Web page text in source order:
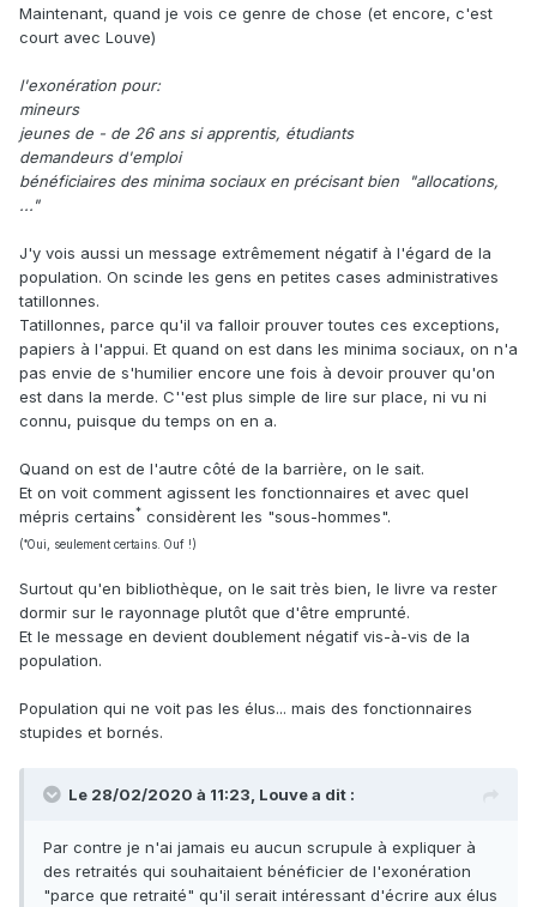
Maintenant, quand je vois ce genre de chose (et encore, c'est
court avec Louve)
l'exonération pour:
mineurs
jeunes de - de 26 ans si apprentis, étudiants
demandeurs d'emploi
bénéficiaires des minima sociaux en précisant bien "allocations,
..."
J'y vois aussi un message extrêmement négatif à l'égard de la
population. On scinde les gens en petites cases administratives
tatillonnes.
Tatillonnes, parce qu'il va falloir prouver toutes ces exceptions,
papiers à l'appui. Et quand on est dans les minima sociaux, on n'a
pas envie de s'humilier encore une fois à devoir prouver qu'on
est dans la merde. C''est plus simple de lire sur place, ni vu ni
connu, puisque du temps on en a.
Quand on est de l'autre côté de la barrière, on le sait.
Et on voit comment agissent les fonctionnaires et avec quel
mépris certains* considèrent les "sous-hommes".
(*Oui, seulement certains. Ouf !)
Surtout qu'en bibliothèque, on le sait très bien, le livre va rester
dormir sur le rayonnage plutôt que d'être emprunté.
Et le message en devient doublement négatif vis-à-vis de la
population.
Population qui ne voit pas les élus... mais des fonctionnaires
stupides et bornés.
Le 28/02/2020 à 11:23, Louve a dit :
Par contre je n'ai jamais eu aucun scrupule à expliquer à
des retraités qui souhaitaient bénéficier de l'exonération
"parce que retraité" qu'il serait intéressant d'écrire aux élus